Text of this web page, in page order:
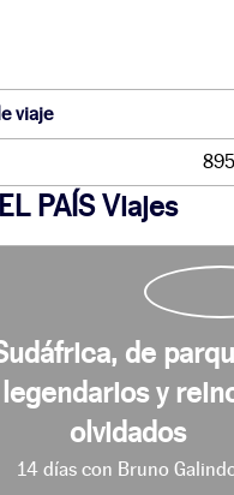
viaje
PAÍS Viajes
de
legendarios y
olvidados
14 días con Bruno